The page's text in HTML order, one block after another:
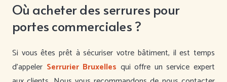
Où acheter des serrures pour
portes commerciales ?
Si vous êtes prêt à sécuriser votre bâtiment, il est temps
d’appeler Serrurier Bruxelles qui offre un service expert